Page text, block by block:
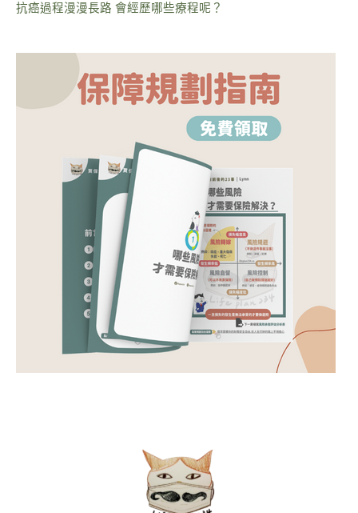
抗癌過程漫漫長路 會經歷哪些療程呢？